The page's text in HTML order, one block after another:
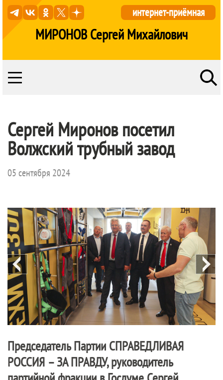
МИРОНОВ Сергей Михайлович
интернет-приёмная
Сергей Миронов посетил
Волжский трубный завод
05 сентября 2024
Председатель Партии СПРАВЕДЛИВАЯ
РОССИЯ – ЗА ПРАВДУ, руководитель